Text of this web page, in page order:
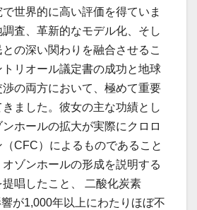
世界的に高い評価を得ていま
査、革新的なモデル化、そし
の深い関わりを融合させるこ
リオール議定書の成功と地球
の両方において、極めて重要
ました。彼女の主な功績とし
ホールの拡大が実際にクロロ
CFC）によるものであること
ゾンホールの形成を説明する
唱したこと、 二酸化炭素
響が1,000年以上にわたりほぼ不